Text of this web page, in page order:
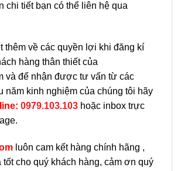
chi tiết bạn có thể liên hệ qua
thêm về các quyền lợi khi đăng kí
hàng thân thiết của
và để nhận được tư vấn từ các
năm kinh nghiệm của chúng tôi hãy
0979.103.103 hoặc inbox trực
luôn cam kết hàng chính hãng ,
tốt cho quý khách hàng, cảm ơn quý